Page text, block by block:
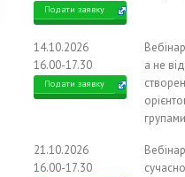
Подати заявку
14.10.2026
16.00-17.30
Подати заявку
а не
21.10.2026
16.00-17.30